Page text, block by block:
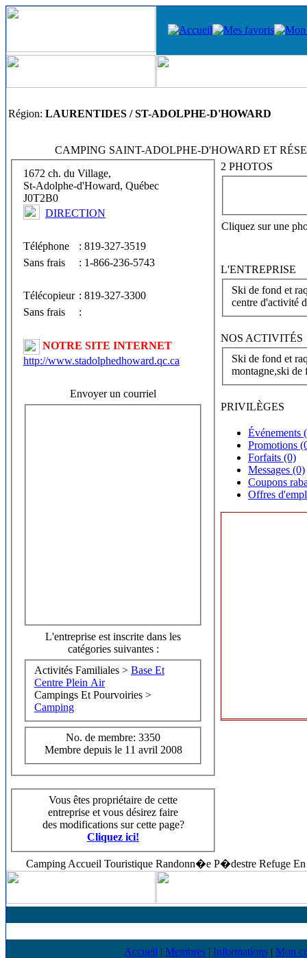
Région: LAURENTIDES / ST-ADOLPHE-D'HOWARD
CAMPING SAINT-ADOLPHE-D'HOWARD ET
1672 ch. du Village,
St-Adolphe-d'Howard, Québec
J0T2B0
DIRECTION
Téléphone
: 819-327-3519
Sans frais
: 1-866-236-5743
Télécopieur
: 819-327-3300
Sans frais
:
NOTRE SITE INTERNET
http://www.stadolphedhoward.qc.ca
Envoyer un courriel
L'entreprise est inscrite dans les
catégories suivantes :
Activités Familiales > Base Et
Centre Plein Air
Campings Et Pourvoiries >
Camping
No. de membre: 3350
Membre depuis le 11 avril 2008
Vous êtes propriétaire de cette
entreprise et vous désirez faire
des modifications sur cette page?
Cliquez ici!
2 PHOTOS
Cliquez sur une
L'ENTREPRISE
Ski de fond et
centre d'activité
NOS ACTIVITÉS
Ski de fond et
montagne,ski de
PRIVILÈGES
Événements
Promotions
Forfaits (0)
Messages (0)
Coupons
Offres
Camping Accueil Touristique Randonn�e P�destre Refuge
Accueil | Membres | Informations | Mon